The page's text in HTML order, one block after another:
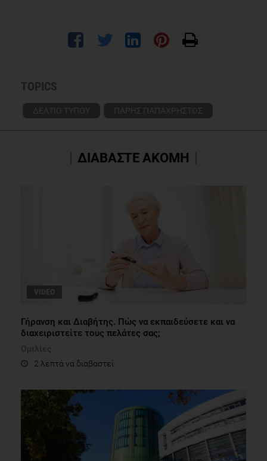
TOPICS
ΔΕΛΤΙΟ ΤΥΠΟΥ ΠΑΡΗΣ ΠΑΠΑΧΡΗΣΤΟΣ
ΔΙΑΒΑΣΤΕ ΑΚΟΜΗ
VIDEO
Γήρανση και Διαβήτης. Πώς να εκπαιδεύσετε και να
διαχειριστείτε τους πελάτες σας;
Ομιλίες
2 λεπτά να διαβαστεί